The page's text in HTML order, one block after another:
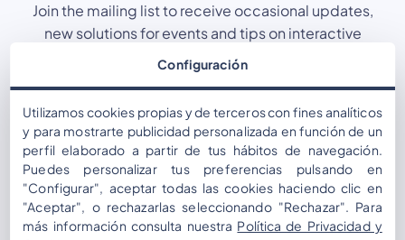
Join the mailing list to receive occasional updates,
new solutions for events and tips on interactive
dynamics.
Subscribe
I have read and accept the Privacy Policy .
Configuración
Utilizamos cookies propias y de terceros con fines analíticos
y para mostrarte publicidad personalizada en función de un
perfil elaborado a partir de tus hábitos de navegación.
Puedes personalizar tus preferencias pulsando en
"Configurar", aceptar todas las cookies haciendo clic en
"Aceptar", o rechazarlas seleccionando "Rechazar". Para
más información consulta nuestra Política de Privacidad y